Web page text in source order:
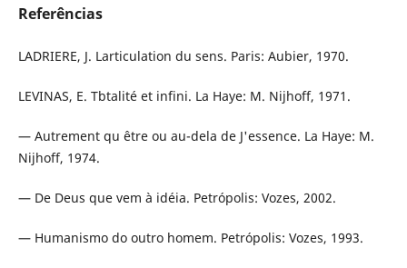
Referências
LADRIERE, J. Larticulation du sens. Paris: Aubier, 1970.
LEVINAS, E. Tbtalité et infini. La Haye: M. Nijhoff, 1971.
— Autrement qu être ou au-dela de J'essence. La Haye: M.
Nijhoff, 1974.
— De Deus que vem à idéia. Petrópolis: Vozes, 2002.
— Humanismo do outro homem. Petrópolis: Vozes, 1993.